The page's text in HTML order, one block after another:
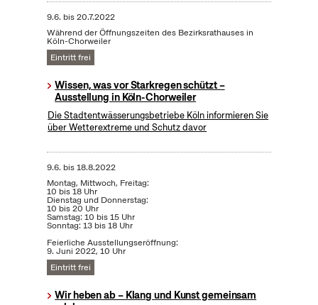
9.6. bis20.7.2022
Während der Öffnungszeiten des Bezirksrathauses in
Köln-Chorweiler
Eintritt frei
Wissen, was vor Starkregen schützt –
Ausstellung in Köln-Chorweiler
Die Stadtentwässerungsbetriebe Köln informieren Sie
über Wetterextreme und Schutz davor
9.6. bis18.8.2022
Montag, Mittwoch, Freitag:
10 bis 18 Uhr
Dienstag und Donnerstag:
10 bis 20 Uhr
Samstag: 10 bis 15 Uhr
Sonntag: 13 bis 18 Uhr
Feierliche Ausstellungseröffnung:
9. Juni 2022, 10 Uhr
Eintritt frei
Wir heben ab – Klang und Kunst gemeinsam